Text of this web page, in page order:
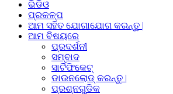
ଭିଡିଓ
ପ୍ରକଳ୍ପ
ଆମ ସହିତ ଯୋଗାଯୋଗ କରନ୍ତୁ |
ଆମ ବିଷୟରେ
ପ୍ରଦର୍ଶନୀ
ସମ୍ବାଦ
ସାର୍ଟିଫିକେଟ୍
ଡାଉନଲୋଡ୍ କରନ୍ତୁ |
ପ୍ରଶ୍ନଗୁଡିକ